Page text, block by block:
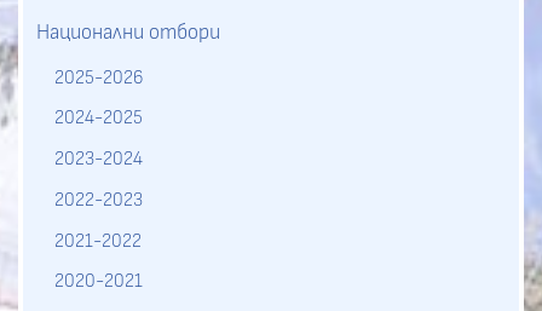
Национални отбори
2025-2026
2024-2025
2023-2024
2022-2023
2021-2022
2020-2021